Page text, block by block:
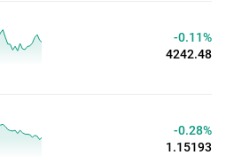
-0.11%
4242.51
-0.28%
1.15193